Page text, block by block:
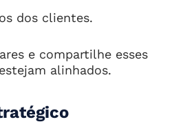
dos clientes.
e compartilhe esses
alinhados.